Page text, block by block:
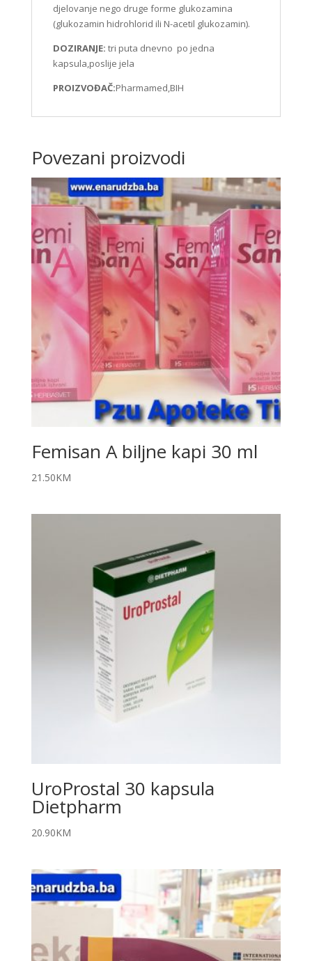
djelovanje nego druge forme glukozamina
(glukozamin hidrohlorid ili N-acetil glukozamin).
DOZIRANJE: tri puta dnevno po jedna
kapsula,poslije jela
PROIZVOĐAČ:Pharmamed,BIH
Povezani proizvodi
Femisan A biljne kapi 30 ml
21.50KM
UroProstal 30 kapsula
Dietpharm
20.90KM